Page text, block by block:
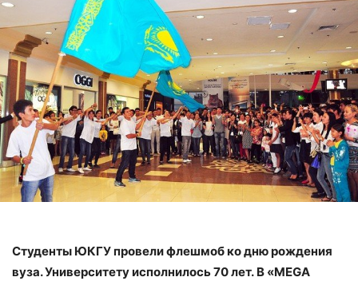
Студенты ЮКГУ провели флешмоб ко дню рождения
вуза. Университету исполнилось 70 лет. В «MEGA